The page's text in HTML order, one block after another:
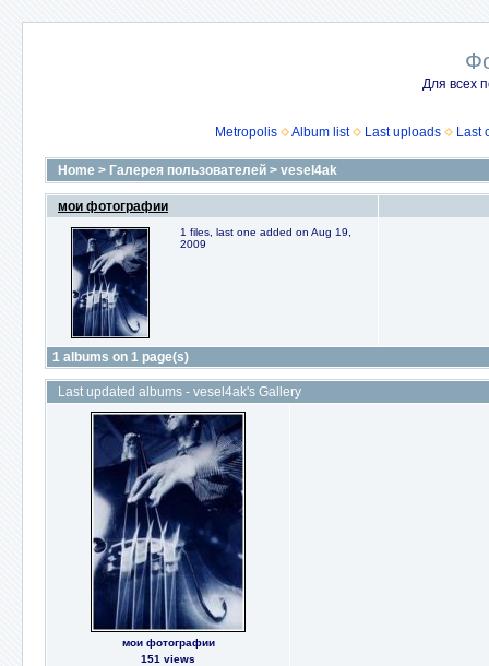
Для всех
Metropolis Album list Last uploads Last
Home > Галерея пользователей > vesel4ak
мои фотографии
1 files, last one added on Aug 19,
2009
1 albums on 1 page(s)
Last updated albums - vesel4ak's Gallery
мои фотографии
151 views